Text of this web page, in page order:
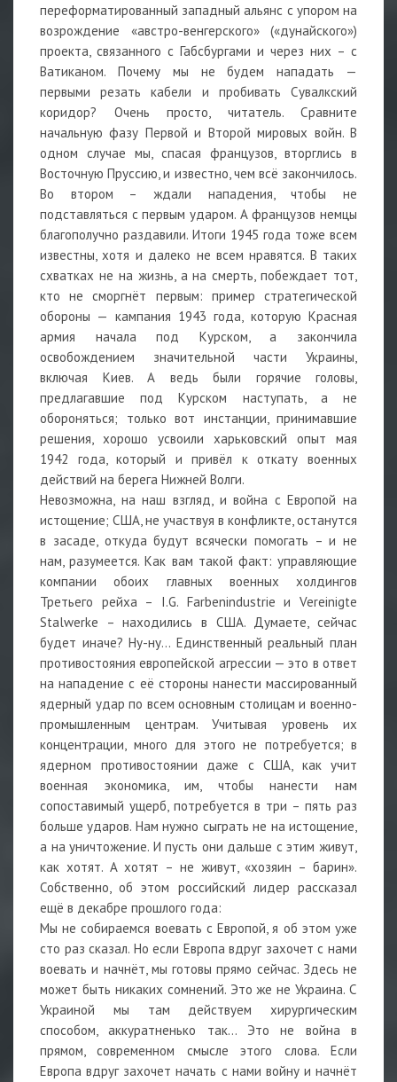
переформатированный западный альянс с упором на
возрождение «австро-венгерского» («дунайского»)
проекта, связанного с Габсбургами и через них – с
Ватиканом. Почему мы не будем нападать —
первыми резать кабели и пробивать Сувалкский
коридор? Очень просто, читатель. Сравните
начальную фазу Первой и Второй мировых войн. В
одном случае мы, спасая французов, вторглись в
Восточную Пруссию, и известно, чем всё закончилось.
Во втором – ждали нападения, чтобы не
подставляться с первым ударом. А французов немцы
благополучно раздавили. Итоги 1945 года тоже всем
известны, хотя и далеко не всем нравятся. В таких
схватках не на жизнь, а на смерть, побеждает тот,
кто не сморгнёт первым: пример стратегической
обороны — кампания 1943 года, которую Красная
армия начала под Курском, а закончила
освобождением значительной части Украины,
включая Киев. А ведь были горячие головы,
предлагавшие под Курском наступать, а не
обороняться; только вот инстанции, принимавшие
решения, хорошо усвоили харьковский опыт мая
1942 года, который и привёл к откату военных
действий на берега Нижней Волги.
Невозможна, на наш взгляд, и война с Европой на
истощение; США, не участвуя в конфликте, останутся
в засаде, откуда будут всячески помогать – и не
нам, разумеется. Как вам такой факт: управляющие
компании обоих главных военных холдингов
Третьего рейха – I.G. Farbenindustrie и Vereinigte
Stalwerke – находились в США. Думаете, сейчас
будет иначе? Ну-ну… Единственный реальный план
противостояния европейской агрессии — это в ответ
на нападение с её стороны нанести массированный
ядерный удар по всем основным столицам и военно-
промышленным центрам. Учитывая уровень их
концентрации, много для этого не потребуется; в
ядерном противостоянии даже с США, как учит
военная экономика, им, чтобы нанести нам
сопоставимый ущерб, потребуется в три – пять раз
больше ударов. Нам нужно сыграть не на истощение,
а на уничтожение. И пусть они дальше с этим живут,
как хотят. А хотят – не живут, «хозяин – барин».
Собственно, об этом российский лидер рассказал
ещё в декабре прошлого года:
Мы не собираемся воевать с Европой, я об этом уже
сто раз сказал. Но если Европа вдруг захочет с нами
воевать и начнёт, мы готовы прямо сейчас. Здесь не
может быть никаких сомнений. Это же не Украина. С
Украиной мы там действуем хирургическим
способом, аккуратненько так… Это не война в
прямом, современном смысле этого слова. Если
Европа вдруг захочет начать с нами войну и начнёт